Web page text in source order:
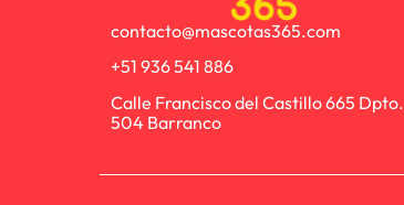
contacto@mascotas365.com
+51 936 541 886
Calle Francisco del Castillo 665 Dpto.
504 Barranco